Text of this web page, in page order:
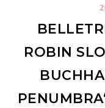
ROBIN